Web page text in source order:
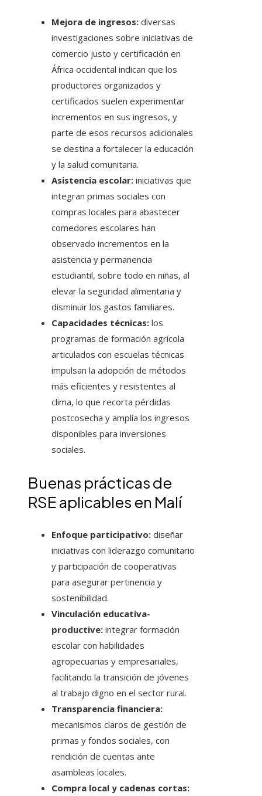
Mejora de ingresos: diversas
investigaciones sobre iniciativas de
comercio justo y certificación en
África occidental indican que los
productores organizados y
certificados suelen experimentar
incrementos en sus ingresos, y
parte de esos recursos adicionales
se destina a fortalecer la educación
y la salud comunitaria.
Asistencia escolar: iniciativas que
integran primas sociales con
compras locales para abastecer
comedores escolares han
observado incrementos en la
asistencia y permanencia
estudiantil, sobre todo en niñas, al
elevar la seguridad alimentaria y
disminuir los gastos familiares.
Capacidades técnicas: los
programas de formación agrícola
articulados con escuelas técnicas
impulsan la adopción de métodos
más eficientes y resistentes al
clima, lo que recorta pérdidas
postcosecha y amplía los ingresos
disponibles para inversiones
sociales.
Buenas prácticas de
RSE aplicables en Malí
Enfoque participativo: diseñar
iniciativas con liderazgo comunitario
y participación de cooperativas
para asegurar pertinencia y
sostenibilidad.
Vinculación educativa-
productive: integrar formación
escolar con habilidades
agropecuarias y empresariales,
facilitando la transición de jóvenes
al trabajo digno en el sector rural.
Transparencia financiera:
mecanismos claros de gestión de
primas y fondos sociales, con
rendición de cuentas ante
asambleas locales.
Compra local y cadenas cortas: